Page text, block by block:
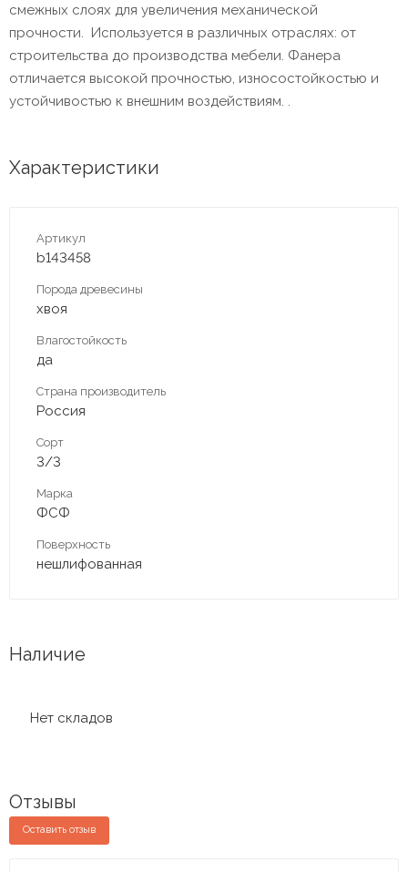
смежных слоях для увеличения механической
прочности. Используется в различных отраслях: от
строительства до производства мебели. Фанера
отличается высокой прочностью, износостойкостью и
устойчивостью к внешним воздействиям. .
Характеристики
Артикул
b143458
Порода древесины
хвоя
Влагостойкость
да
Страна производитель
Россия
Сорт
3/3
Марка
ФСФ
Поверхность
нешлифованная
Наличие
Нет складов
Отзывы
Оставить отзыв